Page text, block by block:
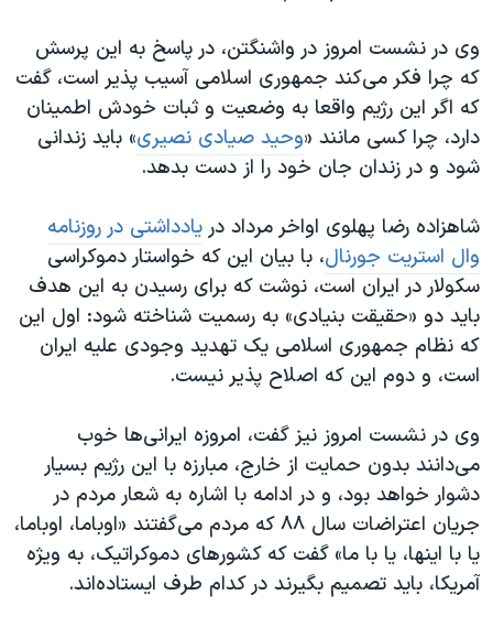
وی در نشست امروز در واشنگتن، در پاسخ به این پرسش
که چرا فکر می‌کند جمهوری اسلامی آسیب پذیر است، گفت
که اگر این رژیم واقعا به وضعیت و ثبات خودش اطمینان
دارد، چرا کسی مانند «وحید صیادی نصیری» باید زندانی
شود و در زندان جان خود را از دست بدهد.
شاهزاده رضا پهلوی اواخر مرداد در یادداشتی در روزنامه
وال استریت جورنال، با بیان این که خواستار دموکراسی
سکولار در ایران است، نوشت که برای رسیدن به این هدف
باید دو «حقیقت بنیادی» به رسمیت شناخته شود: اول این
که نظام جمهوری اسلامی یک تهدید وجودی علیه ایران
است، و دوم این که اصلاح پذیر نیست.
وی در نشست امروز نیز گفت، امروزه ایرانی‌ها خوب
می‌دانند بدون حمایت از خارج، مبارزه با این رژیم بسیار
دشوار خواهد بود، و در ادامه با اشاره به شعار مردم در
جریان اعتراضات سال ۸۸ که مردم می‌گفتند «اوباما، اوباما،
یا با اینها، یا با ما» گفت که کشورهای دموکراتیک، به ویژه
آمریکا، باید تصمیم بگیرند در کدام طرف ایستاده‌اند.